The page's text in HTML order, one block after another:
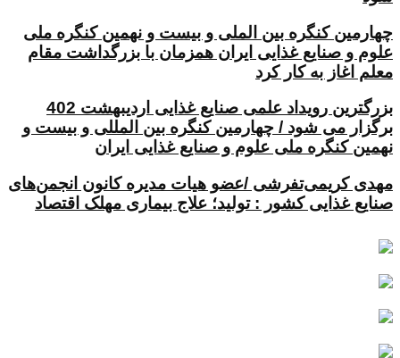
چهارمین کنگره بین الملی و بیست و نهمین کنگره ملی
علوم و صنایع غذایی ایران همزمان با بزرگداشت مقام
معلم اغاز به کار کرد
بزرگترین رویداد علمی صنایع غذایی اردیبهشت 402
برگزار می شود / چهارمین کنگره بین المللی و بیست و
نهمین کنگره ملی علوم و صنایع غذایی ایران
مهدی کریمی‌تفرشی /عضو هیات مدیره کانون انجمن‌های
صنایع غذایی کشور : تولید؛ علاج بیماری مهلک اقتصاد